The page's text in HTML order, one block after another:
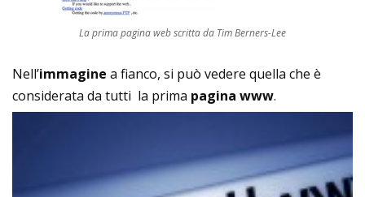
La prima pagina web scritta da Tim Berners-Lee
Nell’immagine a fianco, si può vedere quella che è
considerata da tutti la prima pagina www.